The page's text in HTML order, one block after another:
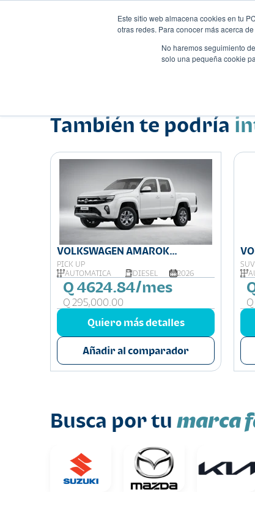
Este sitio web almacena cookies en tu
otras redes. Para conocer más acerca
No haremos seguimiento
solo una pequeña cookie
También te podría
VOLKSWAGEN AMAROK
COMFORTLINE
PICK UP
AUTOMÁTICA
DIESEL 2026
Q 4624.84/mes
Q 295,000.00
Quiero más detalles
Añadir al comparador
SUV
Busca por tu marca